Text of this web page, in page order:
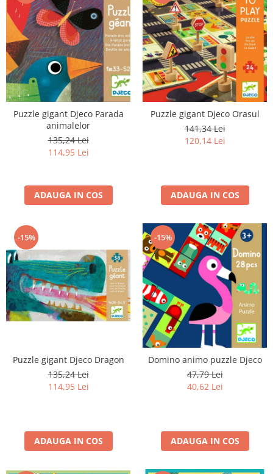
Puzzle gigant Djeco Parada
animalelor
135,24 Lei
114,95 Lei
ADAUGA IN COS
Puzzle gigant Djeco Orasul
141,34 Lei
120,14 Lei
ADAUGA IN COS
-15%
Puzzle gigant Djeco Dragon
135,24 Lei
114,95 Lei
ADAUGA IN COS
-15%
Domino animo puzzle Djeco
47,79 Lei
40,62 Lei
ADAUGA IN COS